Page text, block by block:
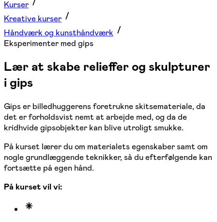
Kurser
Kreative kurser
Håndværk og kunsthåndværk
Eksperimenter med gips
Lær at skabe relieffer og skulpturer
i gips
Gips er billedhuggerens foretrukne skitsemateriale, da
det er forholdsvist nemt at arbejde med, og da de
kridhvide gipsobjekter kan blive utroligt smukke.
På kurset lærer du om materialets egenskaber samt om
nogle grundlæggende teknikker, så du efterfølgende kan
fortsætte på egen hånd.
På kurset vil vi: